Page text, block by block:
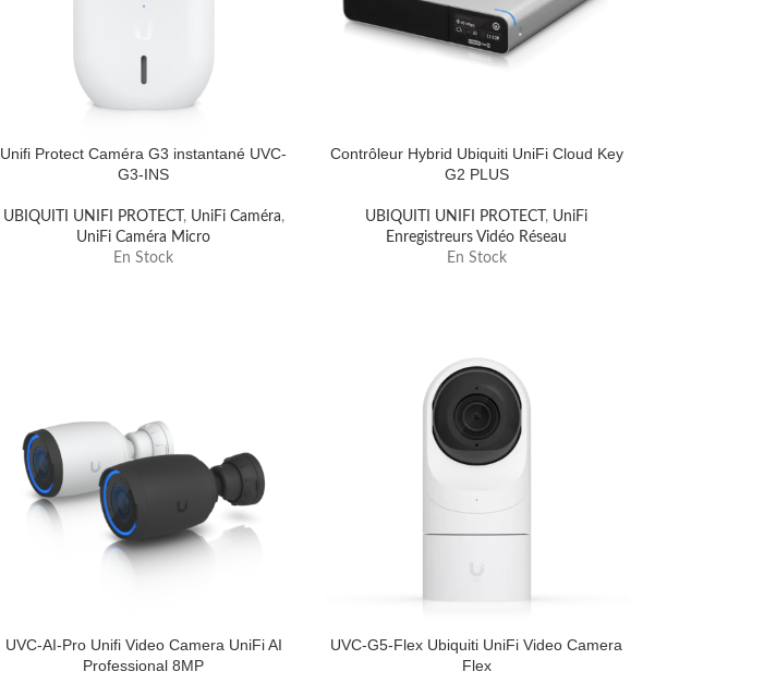
Unifi Protect Caméra G3 instantané UVC-
G3-INS
UBIQUITI UNIFI PROTECT , UniFi Caméra,
UniFi Caméra Micro
En Stock
Contrôleur Hybrid Ubiquiti UniFi Cloud Key
G2 PLUS
UBIQUITI UNIFI PROTECT , UniFi
Enregistreurs Vidéo Réseau
En Stock
UVC-AI-Pro Unifi Video Camera UniFi AI
Professional 8MP
UVC-G5-Flex Ubiquiti UniFi Video Camera
Flex